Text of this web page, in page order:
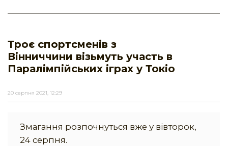
Троє спортсменів з
Вінниччини візьмуть участь в
Паралімпійських іграх у Токіо
20 серпня 2021, 12:29
Змагання розпочнуться вже у вівторок,
24 серпня.